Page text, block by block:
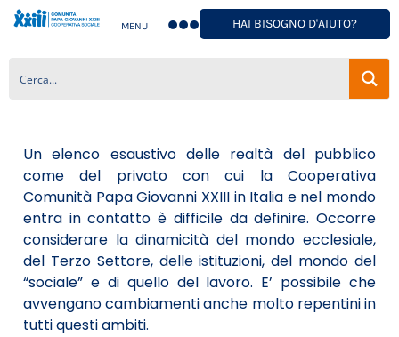
MENU HAI BISOGNO D'AIUTO?
Un elenco esaustivo delle realtà del pubblico
come del privato con cui la Cooperativa
Comunità Papa Giovanni XXIII in Italia e nel mondo
entra in contatto è difficile da definire. Occorre
considerare la dinamicità del mondo ecclesiale,
del Terzo Settore, delle istituzioni, del mondo del
“sociale” e di quello del lavoro. E’ possibile che
avvengano cambiamenti anche molto repentini in
tutti questi ambiti.